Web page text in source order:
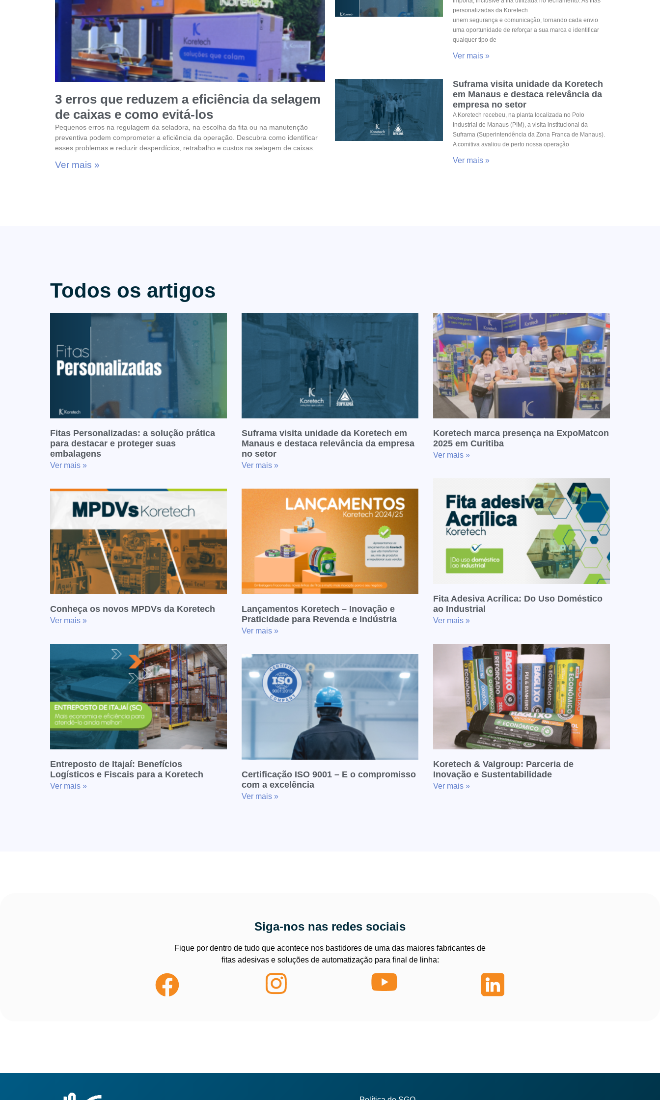
3 erros que reduzem a eficiência da selagem
de caixas e como evitá-los
Pequenos erros na regulagem da seladora, na escolha da fita ou na manutenção
preventiva podem comprometer a eficiência da operação. Descubra como identificar
esses problemas e reduzir desperdícios, retrabalho e custos na selagem de caixas.
Ver mais »
personalizadas da Koretech
unem segurança e comunicação, tornando cada envio
uma oportunidade de reforçar a sua marca e identificar
qualquer tipo de
Ver mais »
Suframa visita unidade da Koretech
em Manaus e destaca relevância da
empresa no setor
A Koretech recebeu, na planta localizada no Polo
Industrial de Manaus (PIM), a visita institucional da
Suframa (Superintendência da Zona Franca de Manaus).
A comitiva avaliou de perto nossa operação
Ver mais »
Todos os artigos
Fitas Personalizadas: a solução prática
para destacar e proteger suas
embalagens
Ver mais »
Suframa visita unidade da Koretech em
Manaus e destaca relevância da empresa
no setor
Ver mais »
Koretech marca presença na ExpoMatcon
2025 em Curitiba
Ver mais »
Conheça os novos MPDVs da Koretech
Ver mais »
Lançamentos Koretech – Inovação e
Praticidade para Revenda e Indústria
Ver mais »
Fita Adesiva Acrílica: Do Uso Doméstico
ao Industrial
Ver mais »
Entreposto de Itajaí: Benefícios
Logísticos e Fiscais para a Koretech
Ver mais »
Certificação ISO 9001 – E o compromisso
com a excelência
Ver mais »
Koretech & Valgroup: Parceria de
Inovação e Sustentabilidade
Ver mais »
Siga-nos nas redes sociais
Fique por dentro de tudo que acontece nos bastidores de uma das maiores fabricantes de
fitas adesivas e soluções de automatização para final de linha: